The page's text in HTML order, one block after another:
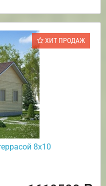
ХИТ ПРОДАЖ
8х10